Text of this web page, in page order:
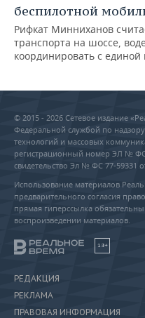
беспилотной
Рифкат Минниханов
транспорта на шоссе,
координировать с
© 2015 - 2026 Сетевое издание
Федеральной службой по
технологий и массовых
регистрационный номер ЭЛ № ФС
свидетельство Эл № ФС 77-59331
Использование материалов
предварительного согласия
прямая гиперссылка
воспроизведении материалов.
18+
РЕДАКЦИЯ
РЕКЛАМА
ПРАВОВАЯ ИНФОРМАЦИЯ